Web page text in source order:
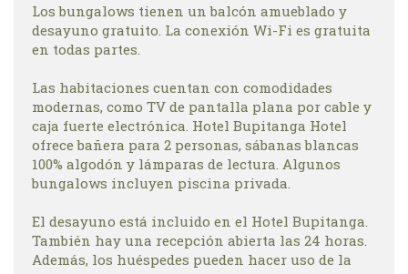
Los bungalows tienen un balcón amueblado y
desayuno gratuito. La conexión Wi-Fi es gratuita
en todas partes.
Las habitaciones cuentan con comodidades
modernas, como TV de pantalla plana por cable y
caja fuerte electrónica. Hotel Bupitanga Hotel
ofrece bañera para 2 personas, sábanas blancas
100% algodón y lámparas de lectura. Algunos
bungalows incluyen piscina privada.
El desayuno está incluido en el Hotel Bupitanga.
También hay una recepción abierta las 24 horas.
Además, los huéspedes pueden hacer uso de la